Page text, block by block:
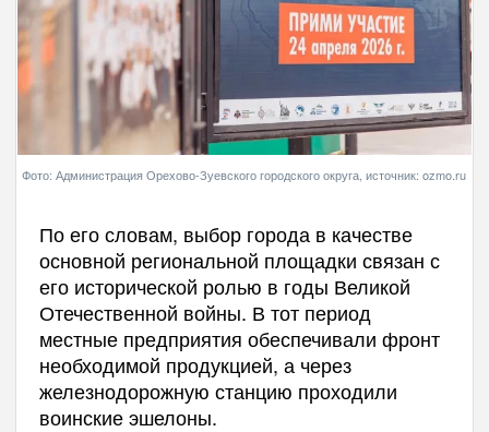
Фото: Администрация Орехово-Зуевского городского округа, источник: ozmo.ru
По его словам, выбор города в качестве
основной региональной площадки связан с
его исторической ролью в годы Великой
Отечественной войны. В тот период
местные предприятия обеспечивали фронт
необходимой продукцией, а через
железнодорожную станцию проходили
воинские эшелоны.